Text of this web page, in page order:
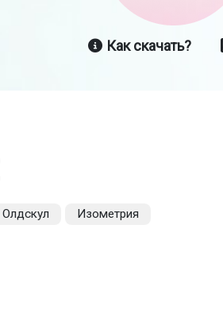
Как скачать?
Олдскул Изометрия